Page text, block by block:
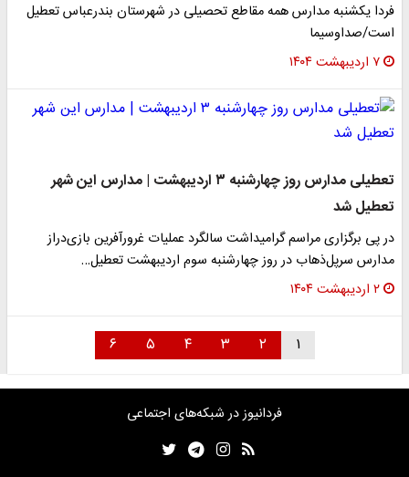
فردا یکشنبه مدارس همه مقاطع تحصیلی در شهرستان بندرعباس تعطیل
است/صداوسیما
۷ اردیبهشت ۱۴۰۴
تعطیلی مدارس روز چهارشنبه ۳ اردیبهشت | مدارس این شهر
تعطیل شد
در پی برگزاری مراسم گرامیداشت سالگرد عملیات غرورآفرین بازی‌دراز
مدارس سرپل‌ذهاب در روز چهارشنبه سوم اردیبهشت تعطیل…
۲ اردیبهشت ۱۴۰۴
۱ ۲ ۳ ۴ ۵ ۶
فردانیوز در شبکه‌های اجتماعی